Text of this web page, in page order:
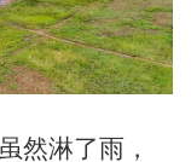
淋了雨，